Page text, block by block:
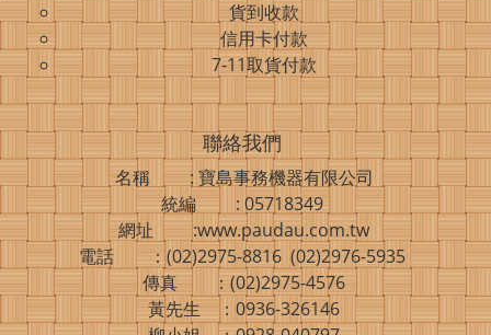
貨到收款
信用卡付款
7-11取貨付款
聯絡我們
名稱 : 寶島事務機器有限公司
統編 : 05718349
網址 :www.paudau.com.tw
電話 ：(02)2975-8816 (02)2976-5935
傳真 ：(02)2975-4576
黃先生 ：0936-326146